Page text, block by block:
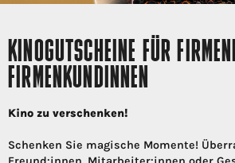
KINOGUTSCHEINE FÜR
FIRMENKUNDINNEN
Kino zu verschenken!
Schenken Sie magische Momente!